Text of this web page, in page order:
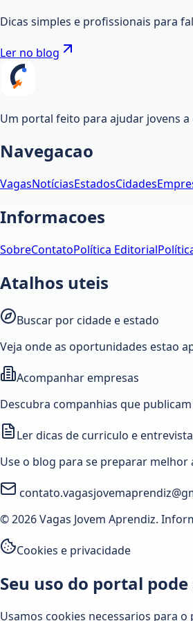
Dicas simples e profissionais para
Ler no blog
Um portal feito para ajudar jovens
Navegacao
VagasNotíciasEstadosCidades
Informacoes
SobreContatoPolítica Editorial
Atalhos uteis
Buscar por cidade e estado
Veja onde as oportunidades estao
Acompanhar empresas
Descubra companhias que
Ler dicas de curriculo e entrevista
Use o blog para se preparar melhor
© 2026 Vagas Jovem Aprendiz.
Cookies e privacidade
Seu uso do portal
Usamos cookies necessarios para